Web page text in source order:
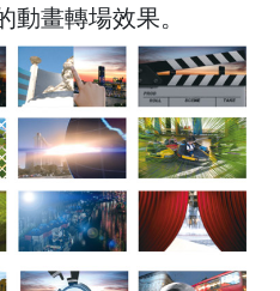
畫轉場效果。